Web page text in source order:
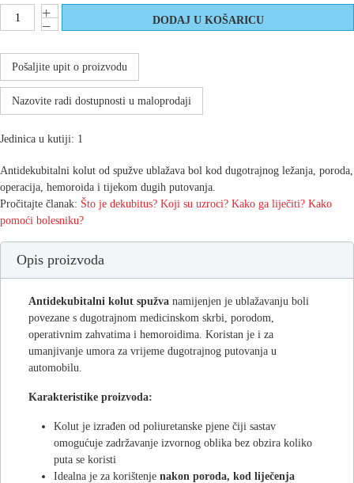
Pošaljite upit o proizvodu
Nazovite radi dostupnosti u maloprodaji
Jedinica u kutiji: 1
Antidekubitalni kolut od spužve ublažava bol kod dugotrajnog ležanja, poroda,
operacija, hemoroida i tijekom dugih putovanja.
Pročitajte članak: Što je dekubitus? Koji su uzroci? Kako ga liječiti? Kako
pomoći bolesniku?
Opis proizvoda
Antidekubitalni kolut spužva namijenjen je ublažavanju boli
povezane s dugotrajnom medicinskom skrbi, porodom,
operativnim zahvatima i hemoroidima. Koristan je i za
umanjivanje umora za vrijeme dugotrajnog putovanja u
automobilu.
Karakteristike proizvoda:
Kolut je izrađen od poliuretanske pjene čiji sastav
omogućuje zadržavanje izvornog oblika bez obzira koliko
puta se koristi
Idealna je za korištenje nakon poroda, kod liječenja